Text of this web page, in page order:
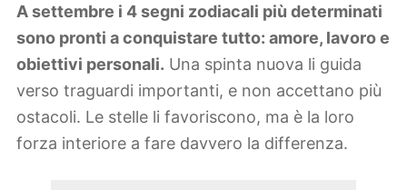
A settembre i 4 segni zodiacali più determinati
sono pronti a conquistare tutto: amore, lavoro e
obiettivi personali. Una spinta nuova li guida
verso traguardi importanti, e non accettano più
ostacoli. Le stelle li favoriscono, ma è la loro
forza interiore a fare davvero la differenza.